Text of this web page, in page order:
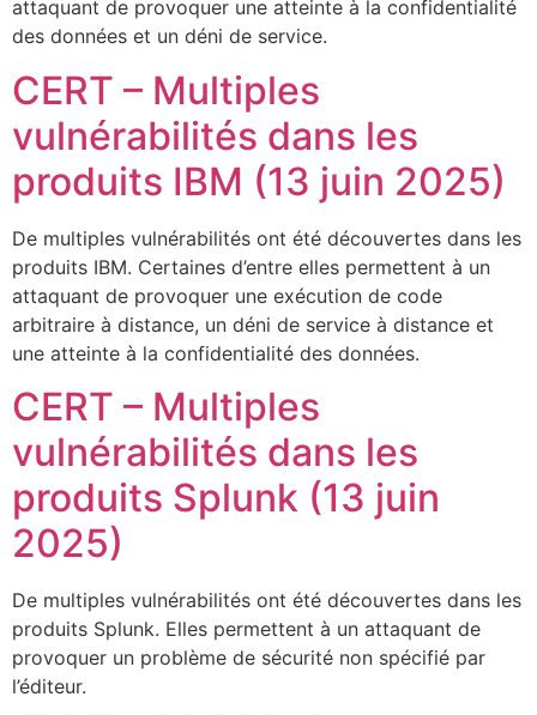
attaquant de provoquer une atteinte à la confidentialité
des données et un déni de service.
CERT – Multiples
vulnérabilités dans les
produits IBM (13 juin 2025)
De multiples vulnérabilités ont été découvertes dans les
produits IBM. Certaines d’entre elles permettent à un
attaquant de provoquer une exécution de code
arbitraire à distance, un déni de service à distance et
une atteinte à la confidentialité des données.
CERT – Multiples
vulnérabilités dans les
produits Splunk (13 juin
2025)
De multiples vulnérabilités ont été découvertes dans les
produits Splunk. Elles permettent à un attaquant de
provoquer un problème de sécurité non spécifié par
l’éditeur.